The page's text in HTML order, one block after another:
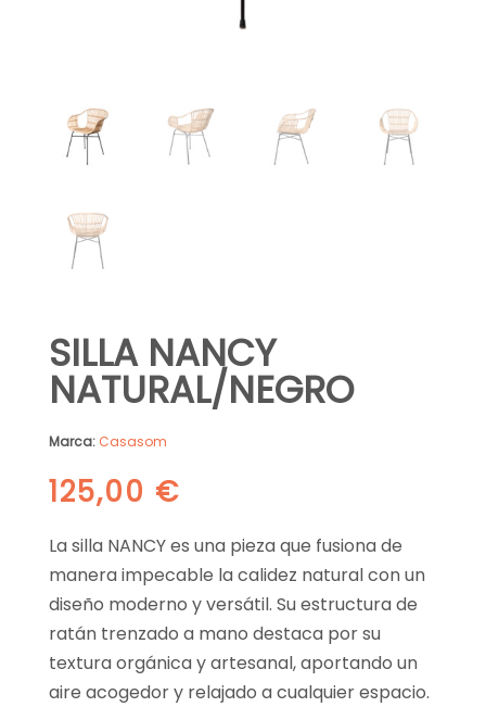
SILLA NANCY
NATURAL/NEGRO
Marca: Casasom
125,00 €
La silla NANCY es una pieza que fusiona de
manera impecable la calidez natural con un
diseño moderno y versátil. Su estructura de
ratán trenzado a mano destaca por su
textura orgánica y artesanal, aportando un
aire acogedor y relajado a cualquier espacio.